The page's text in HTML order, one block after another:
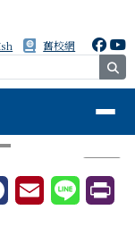
舊校網
⏸